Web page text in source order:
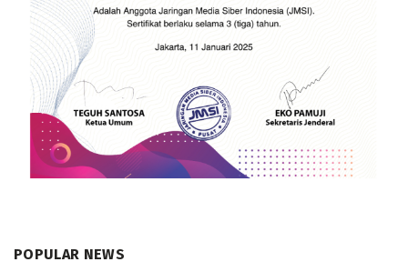
POPULAR NEWS